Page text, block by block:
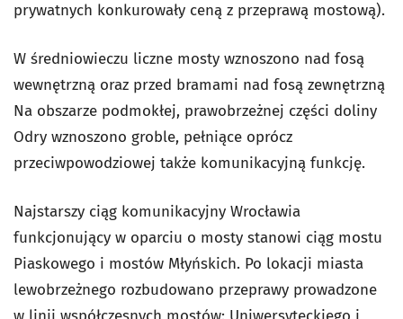
prywatnych konkurowały ceną z przeprawą mostową).
W średniowieczu liczne mosty wznoszono nad fosą
wewnętrzną oraz przed bramami nad fosą zewnętrzną
Na obszarze podmokłej, prawobrzeżnej części doliny
Odry wznoszono groble, pełniące oprócz
przeciwpowodziowej także komunikacyjną funkcję.
Najstarszy ciąg komunikacyjny Wrocławia
funkcjonujący w oparciu o mosty stanowi ciąg mostu
Piaskowego i mostów Młyńskich. Po lokacji miasta
lewobrzeżnego rozbudowano przeprawy prowadzone